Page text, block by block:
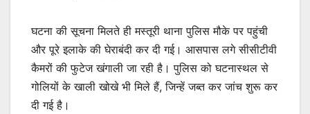
घटना की सूचना मिलते ही मस्तूरी थाना पुलिस मौके पर पहुंची
और पूरे इलाके की घेराबंदी कर दी गई। आसपास लगे सीसीटीवी
कैमरों की फुटेज खंगाली जा रही है। पुलिस को घटनास्थल से
गोलियों के खाली खोखे भी मिले हैं, जिन्हें जब्त कर जांच शुरू कर
दी गई है।